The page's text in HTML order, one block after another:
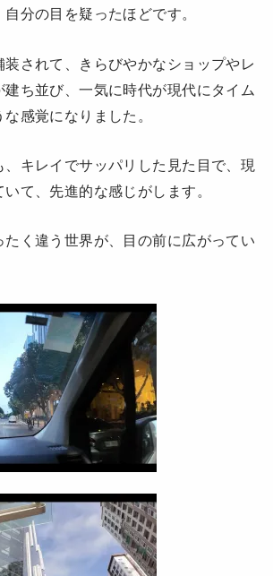
分の目を疑ったほどです。
されて、きらびやかなショップやレ
建ち並び、一気に時代が現代にタイム
感覚になりました。
キレイでサッパリした見た目で、現
て、先進的な感じがします。
たく違う世界が、目の前に広がってい